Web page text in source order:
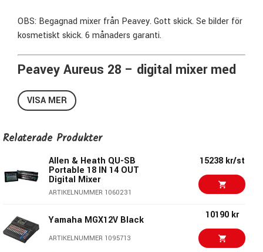
OBS: Begagnad mixer från Peavey. Gott skick. Se bilder för
kosmetiskt skick. 6 månaders garanti.
Peavey Aureus 28 – digital mixer med
28 ingångar, touchskärm och intuitivt
arbetsflöde
Peavey Aureus 28 är en digital mixer utvecklad för
professionell ljudhantering i ett användarvänligt format.
Med 28 ingångar, 14 utgångar och en 10” multi-touch-
display erbjuder den snabb åtkomst till funktioner och ett
effektivt arbetsflöde för både live- och installationsmiljöer.
touchscreen gör att du arbetar direkt utan att navigera
genom komplexa menyer.
VISA MER
Relaterade Produkter
Allen & Heath QU-SB
Portable 18 IN 14 OUT
Digital Mixer
ARTIKELNUMMER 1060231
15238 kr/st
Yamaha MGX12V Black
ARTIKELNUMMER 1095713
10190 kr